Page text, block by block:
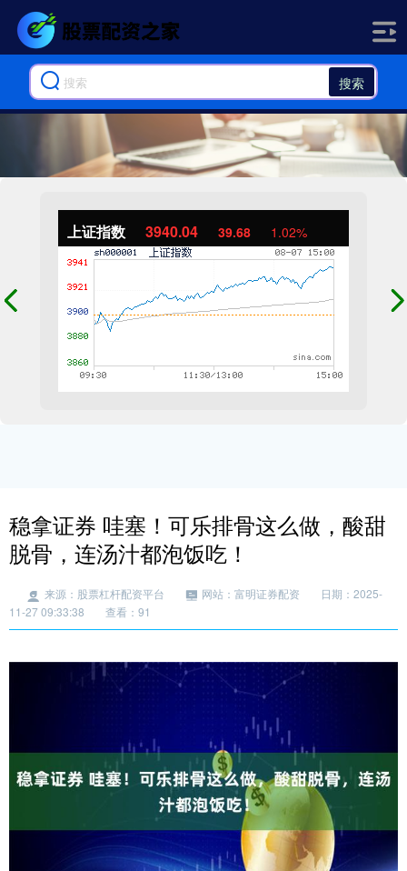
搜索
上证指数 3940.04 39.68 1.02%
稳拿证券 哇塞！可乐排骨这么做，酸甜
脱骨，连汤汁都泡饭吃！
来源：股票杠杆配资平台 网站：富明证券配资
日期：2025-
11-27 09:33:38
查看：91